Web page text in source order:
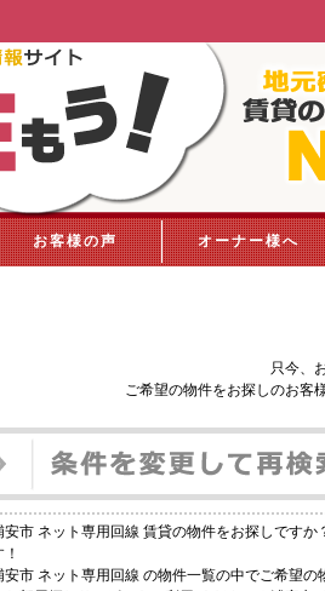
お客様の声 オーナー様へ
只今、
ご希望の物件をお探しのお客
安市 ネット専用回線 賃貸の物件をお探しです
安市 ネット専用回線 の物件一覧の中でご希望